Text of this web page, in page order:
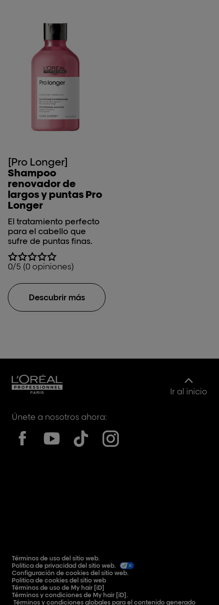
[Pro Longer]
Shampoo
renovador de
largos y puntas Pro
Longer
El tratamiento perfecto
para el cabello que
sufre de puntas finas.
0/5 (0 opiniones)
Descubrir más
Ir al inicio
Únete a nosotros ahora:
Términos de uso del sitio web.
Política de privacidad del sitio web.
Configuración de cookies del sitio web.
Política de cookies del sitio web
Términos de uso de My hair [iD]
Términos y condiciones de My hair [iD].
Términos y condiciones globales para el contenido generado